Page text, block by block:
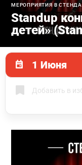
МЕРОПРИЯТИЯ В
Standup
детей»
1 Июня
Добавить в